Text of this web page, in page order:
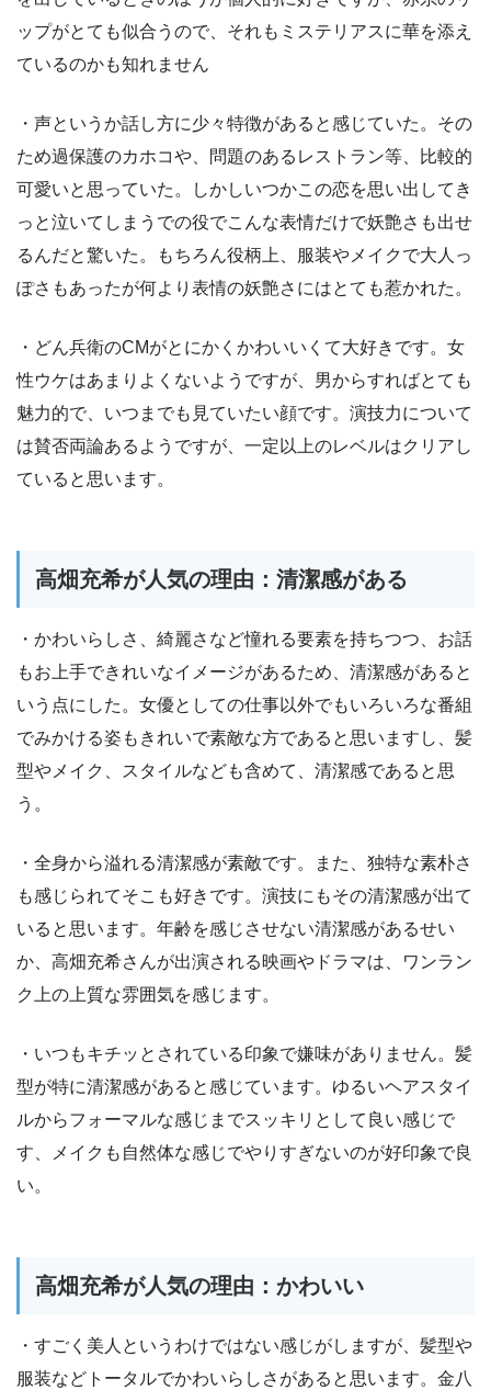
ップがとても似合うので、それもミステリアスに華を添え
ているのかも知れません
・声というか話し方に少々特徴があると感じていた。その
ため過保護のカホコや、問題のあるレストラン等、比較的
可愛いと思っていた。しかしいつかこの恋を思い出してき
っと泣いてしまうでの役でこんな表情だけで妖艶さも出せ
るんだと驚いた。もちろん役柄上、服装やメイクで大人っ
ぽさもあったが何より表情の妖艶さにはとても惹かれた。
・どん兵衛のCMがとにかくかわいいくて大好きです。女
性ウケはあまりよくないようですが、男からすればとても
魅力的で、いつまでも見ていたい顔です。演技力について
は賛否両論あるようですが、一定以上のレベルはクリアし
ていると思います。
高畑充希が人気の理由：清潔感がある
・かわいらしさ、綺麗さなど憧れる要素を持ちつつ、お話
もお上手できれいなイメージがあるため、清潔感があると
いう点にした。女優としての仕事以外でもいろいろな番組
でみかける姿もきれいで素敵な方であると思いますし、髪
型やメイク、スタイルなども含めて、清潔感であると思
う。
・全身から溢れる清潔感が素敵です。また、独特な素朴さ
も感じられてそこも好きです。演技にもその清潔感が出て
いると思います。年齢を感じさせない清潔感があるせい
か、高畑充希さんが出演される映画やドラマは、ワンラン
ク上の上質な雰囲気を感じます。
・いつもキチッとされている印象で嫌味がありません。髪
型が特に清潔感があると感じています。ゆるいヘアスタイ
ルからフォーマルな感じまでスッキリとして良い感じで
す、メイクも自然体な感じでやりすぎないのが好印象で良
い。
高畑充希が人気の理由：かわいい
・すごく美人というわけではない感じがしますが、髪型や
服装などトータルでかわいらしさがあると思います。金八